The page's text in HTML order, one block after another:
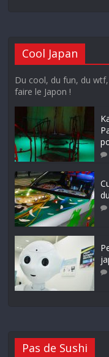
Cool Japan
Du cool, du fun, du
faire le Japon !
Pas de Sushi